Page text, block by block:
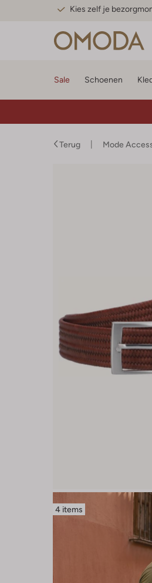
Kies zelf je
Sale Schoenen
Terug Mode
4 items